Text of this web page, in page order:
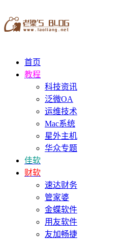
首页
教程
科技资讯
泛微OA
运维技术
Mac系统
星外主机
华众专题
佳软
财软
速达财务
管家婆
金蝶软件
用友软件
友加畅捷